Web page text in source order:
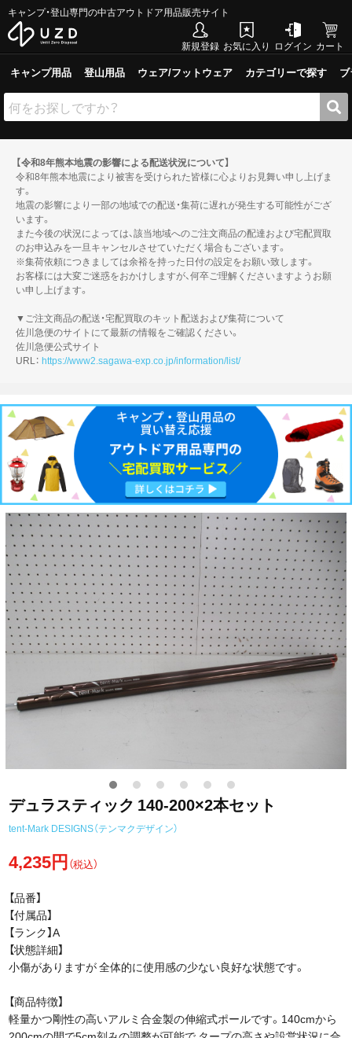
キャンプ・登山専門の中古アウトドア用品販売サイト
新規登録 お気に入り ログイン カート
キャンプ用品 登山用品 ウェア/フットウェア カテゴリーで探す
【令和8年熊本地震の影響による配送状況について】
令和8年熊本地震により被害を受けられた皆様に心よりお見舞い申し上げま
す。
地震の影響により一部の地域での配送・集荷に遅れが発生する可能性がござ
います。
また今後の状況によっては、該当地域へのご注文商品の配達および宅配買取
のお申込みを一旦キャンセルさせていただく場合もございます。
※集荷依頼につきましては余裕を持った日付の設定をお願い致します。
お客様には大変ご迷惑をおかけしますが、何卒ご理解くださいますようお願
い申し上げます。
▼ご注文商品の配送・宅配買取のキット配送および集荷について
佐川急便のサイトにて最新の情報をご確認ください。
佐川急便公式サイト
URL： https://www2.sagawa-exp.co.jp/information/list/
デュラスティック 140-200×2本セット
tent-Mark DESIGNS（テンマクデザイン）
4,235円（税込）
【品番】
【付属品】
【ランク】A
【状態詳細】
小傷がありますが 全体的に使用感の少ない良好な状態です。
【商品特徴】
軽量かつ剛性の高いアルミ合金製の伸縮式ポールです。140cmから